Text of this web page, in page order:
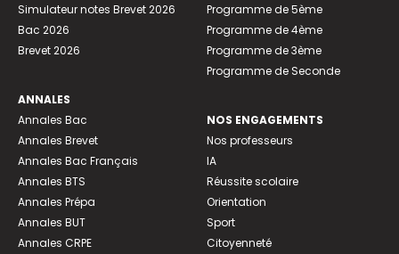
Simulateur notes Brevet 2026
Bac 2026
Brevet 2026
ANNALES
Annales Bac
Annales Brevet
Annales Bac Français
Annales BTS
Annales Prépa
Annales BUT
Annales CRPE
Programme de 5ème
Programme de 4ème
Programme de 3ème
Programme de Seconde
NOS ENGAGEMENTS
Nos professeurs
IA
Réussite scolaire
Orientation
Sport
Citoyenneté